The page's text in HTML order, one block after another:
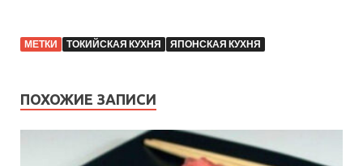
МЕТКИ ТОКИЙСКАЯ КУХНЯ ЯПОНСКАЯ КУХНЯ
ПОХОЖИЕ ЗАПИСИ